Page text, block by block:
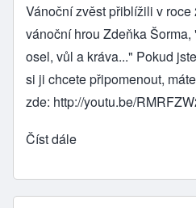
Vánoční zvěst přiblížili v
vánoční hrou Zdeňka
osel, vůl a kráva..." Pokud
si ji chcete připomenout,
zde: http://youtu.be/
Číst dále